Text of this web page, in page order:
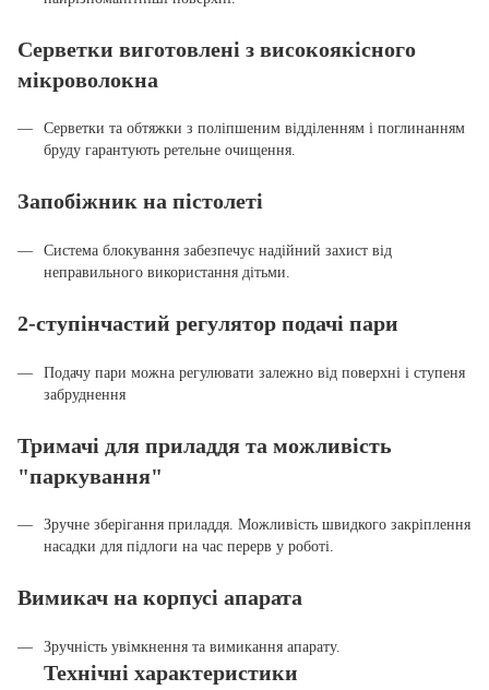
Серветки виготовлені з високоякісного
мікроволокна
Серветки та обтяжки з поліпшеним відділенням і поглинанням
бруду гарантують ретельне очищення.
Запобіжник на пістолеті
Система блокування забезпечує надійний захист від
неправильного використання дітьми.
2-ступінчастий регулятор подачі пари
Подачу пари можна регулювати залежно від поверхні і ступеня
забруднення
Тримачі для приладдя та можливість
"паркування"
Зручне зберігання приладдя. Можливість швидкого закріплення
насадки для підлоги на час перерв у роботі.
Вимикач на корпусі апарата
Зручність увімкнення та вимикання апарату.
Технічні характеристики